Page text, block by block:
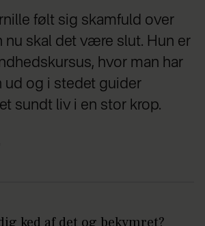
følt sig skamfuld over
skal det være slut. Hun er
hvor man har
og i stedet guider
sundt liv i en stor krop.